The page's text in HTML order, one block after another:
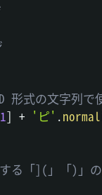
式の文字列で
1] + 'ピ' .
る「](」「)」